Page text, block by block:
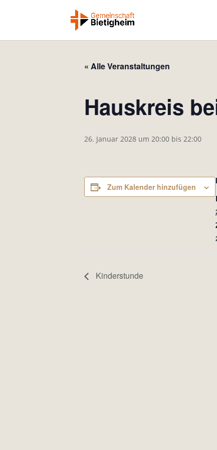
« Alle Veranstaltungen
Hauskreis
26. Januar 2028 um 20:00 bis 22:00
Zum Kalender hinzufügen
Kinderstunde